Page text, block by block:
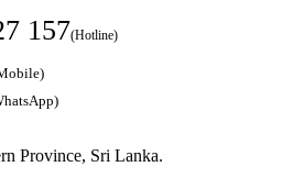
157(Hotline)
Province, Sri Lanka.